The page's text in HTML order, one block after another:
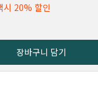
시 20% 할인
장바구니 담기